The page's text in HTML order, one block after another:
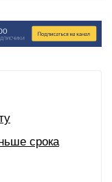
срока